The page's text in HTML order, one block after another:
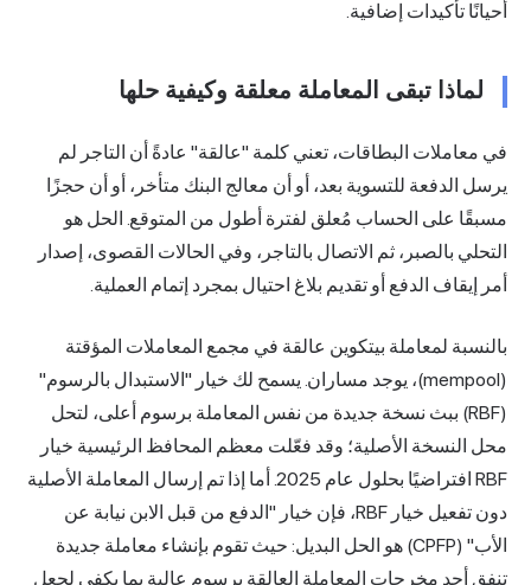
أحيانًا تأكيدات إضافية.
لماذا تبقى المعاملة معلقة وكيفية حلها
في معاملات البطاقات، تعني كلمة "عالقة" عادةً أن التاجر لم
يرسل الدفعة للتسوية بعد، أو أن معالج البنك متأخر، أو أن حجزًا
مسبقًا على الحساب مُعلق لفترة أطول من المتوقع. الحل هو
التحلي بالصبر، ثم الاتصال بالتاجر، وفي الحالات القصوى، إصدار
أمر إيقاف الدفع أو تقديم بلاغ احتيال بمجرد إتمام العملية.
بالنسبة لمعاملة بيتكوين عالقة في مجمع المعاملات المؤقتة
(mempool)، يوجد مساران. يسمح لك خيار "الاستبدال بالرسوم"
(RBF) ببث نسخة جديدة من نفس المعاملة برسوم أعلى، لتحل
محل النسخة الأصلية؛ وقد فعّلت معظم المحافظ الرئيسية خيار
RBF افتراضيًا بحلول عام 2025. أما إذا تم إرسال المعاملة الأصلية
دون تفعيل خيار RBF، فإن خيار "الدفع من قبل الابن نيابة عن
الأب" (CPFP) هو الحل البديل: حيث تقوم بإنشاء معاملة جديدة
تنفق أحد مخرجات المعاملة العالقة برسوم عالية بما يكفي لجعل